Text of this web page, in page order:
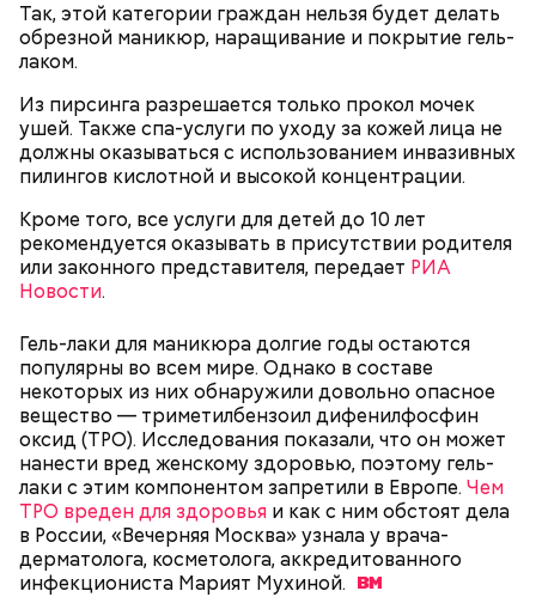
Так, этой категории граждан нельзя будет делать
обрезной маникюр, наращивание и покрытие гель-
лаком.
Из пирсинга разрешается только прокол мочек
ушей. Также спа-услуги по уходу за кожей лица не
должны оказываться с использованием инвазивных
пилингов кислотной и высокой концентрации.
Кроме того, все услуги для детей до 10 лет
рекомендуется оказывать в присутствии родителя
или законного представителя, передает РИА
Новости.
Гель-лаки для маникюра долгие годы остаются
популярны во всем мире. Однако в составе
некоторых из них обнаружили довольно опасное
вещество — триметилбензоил дифенилфосфин
оксид (ТРО). Исследования показали, что он может
нанести вред женскому здоровью, поэтому гель-
лаки с этим компонентом запретили в Европе. Чем
ТРО вреден для здоровья и как с ним обстоят дела
в России, «Вечерняя Москва» узнала у врача-
дерматолога, косметолога, аккредитованного
инфекциониста Марият Мухиной.
— Кабачки, порезанные кубиками, нужно легко
обжарить на сковороде. К ним добавляются зелень
петрушки, чеснок, соль и оливковое масло.
Получается очень вкусно, — поделился рецептом
Копылов.
— В дыне содержится много сахара, который
хорошо, потому что дает энергию. Но важно
помнить, что сладкими дынями не нужно сильно
увлекаться, так же как и арбузами, людям с
сахарным диабетом и лишним весом, —